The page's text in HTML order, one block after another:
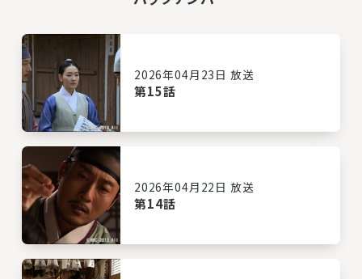
2026年04月23日 放送
第15話
2026年04月22日 放送
第14話